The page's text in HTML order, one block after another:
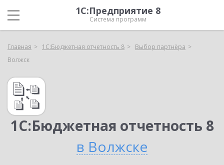
1С:Предприятие 8
Система программ
Главная 1С:Бюджетная отчетность 8
Выбор партнёра
Волжск
1С:Бюджетная отчетность 8
в Волжске